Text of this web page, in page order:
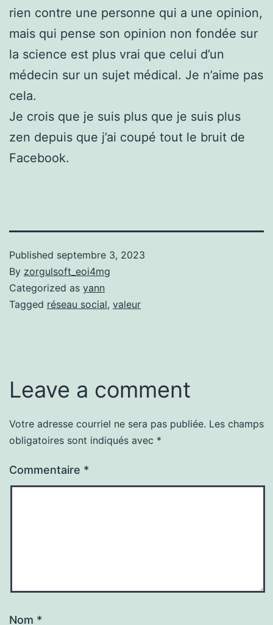
rien contre une personne qui a une opinion,
mais qui pense son opinion non fondée sur
la science est plus vrai que celui d’un
médecin sur un sujet médical. Je n’aime pas
cela.
Je crois que je suis plus que je suis plus
zen depuis que j’ai coupé tout le bruit de
Facebook.
Published septembre 3, 2023
By zorgulsoft_eoi4mg
Categorized as yann
Tagged réseau social, valeur
Leave a comment
Votre adresse courriel ne sera pas publiée. Les champs
obligatoires sont indiqués avec *
Commentaire *
Nom *